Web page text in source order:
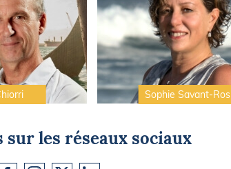
Sophie Savant-Ros
sur les réseaux sociaux